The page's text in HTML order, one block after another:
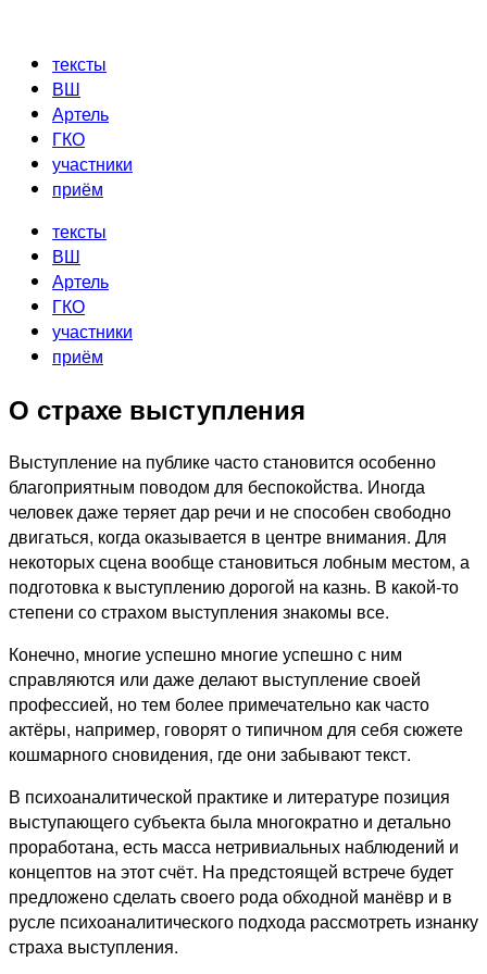
содержимому
тексты
ВШ
Артель
ГКО
участники
приём
тексты
ВШ
Артель
ГКО
участники
приём
О страхе выступления
Выступление на публике часто становится особенно
благоприятным поводом для беспокойства. Иногда
человек даже теряет дар речи и не способен свободно
двигаться, когда оказывается в центре внимания. Для
некоторых сцена вообще становиться лобным местом, а
подготовка к выступлению дорогой на казнь. В какой-то
степени со страхом выступления знакомы все.
Конечно, многие успешно многие успешно с ним
справляются или даже делают выступление своей
профессией, но тем более примечательно как часто
актёры, например, говорят о типичном для себя сюжете
кошмарного сновидения, где они забывают текст.
В психоаналитической практике и литературе позиция
выступающего субъекта была многократно и детально
проработана, есть масса нетривиальных наблюдений и
концептов на этот счёт. На предстоящей встрече будет
предложено сделать своего рода обходной манёвр и в
русле психоаналитического подхода рассмотреть изнанку
страха выступления.